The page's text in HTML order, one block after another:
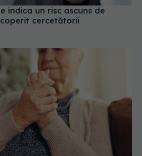
bolii Parkinson pe care 80%
Nu e vorba doar despre